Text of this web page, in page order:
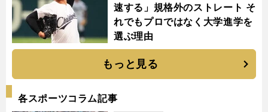
速する」規格外のストレート そ
れでもプロではなく大学進学を
選ぶ理由
もっと見る
各スポーツコラム記事